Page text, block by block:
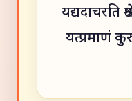
यद्यदाचरति
यत्प्रमाणं